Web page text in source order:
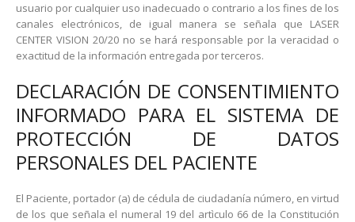
usuario por cualquier uso inadecuado o contrario a los fines de los
canales electrónicos, de igual manera se señala que LASER
CENTER VISION 20/20 no se hará responsable por la veracidad o
exactitud de la información entregada por terceros.
DECLARACIÓN DE CONSENTIMIENTO
INFORMADO PARA EL SISTEMA DE
PROTECCIÓN DE DATOS
PERSONALES DEL PACIENTE
El Paciente, portador (a) de cédula de ciudadanía número, en virtud
de los que señala el numeral 19 del artìculo 66 de la Constitución